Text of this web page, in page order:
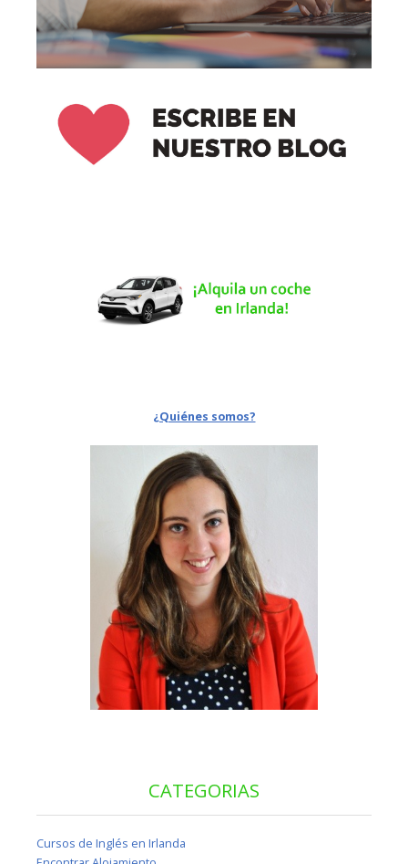
¿Quiénes somos?
CATEGORIAS
Cursos de Inglés en Irlanda